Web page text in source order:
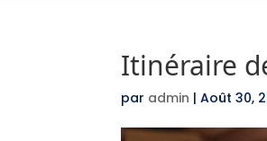
Itinéraire
par admin |Août 30,